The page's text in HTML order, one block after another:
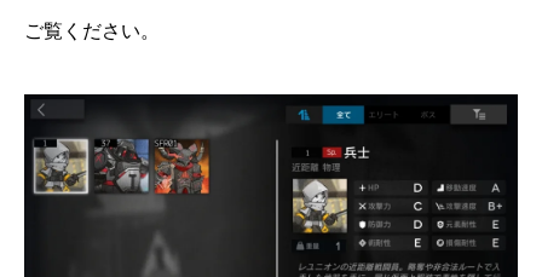
ご覧ください。